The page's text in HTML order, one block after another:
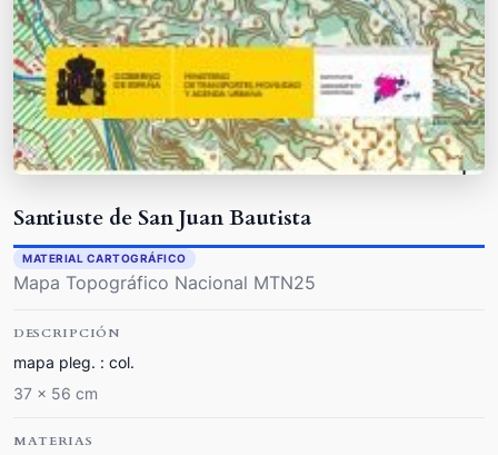
Santiuste de San Juan Bautista
MATERIAL CARTOGRÁFICO
Mapa Topográfico Nacional MTN25
DESCRIPCIÓN
mapa pleg. : col.
37 x 56 cm
MATERIAS